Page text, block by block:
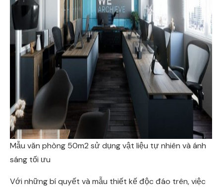
Mẫu văn phòng 50m2 sử dụng vật liệu tự nhiên và ánh
sáng tối ưu
Với những bí quyết và mẫu thiết kế độc đáo trên, việc